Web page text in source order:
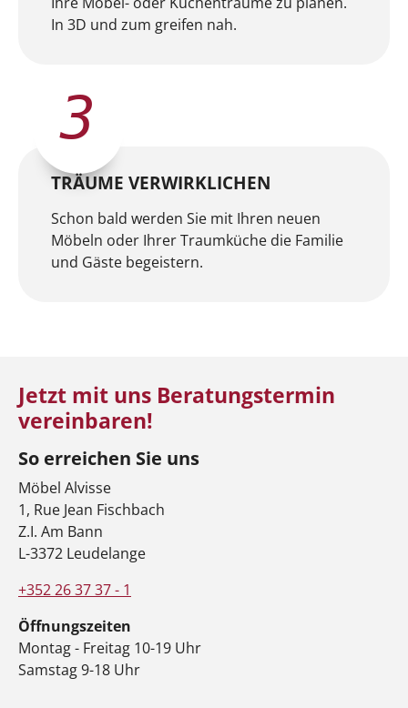
In 3D und zum greifen nah.
3
TRÄUME VERWIRKLICHEN
Schon bald werden Sie mit Ihren neuen
Möbeln oder Ihrer Traumküche die Familie
und Gäste begeistern.
Jetzt mit uns Beratungstermin
vereinbaren!
So erreichen Sie uns
Möbel Alvisse
1, Rue Jean Fischbach
Z.I. Am Bann
L-3372 Leudelange
+352 26 37 37 - 1
Öffnungszeiten
Montag - Freitag 10-19 Uhr
Samstag 9-18 Uhr